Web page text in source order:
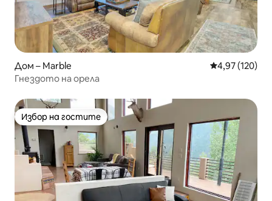
Дом – Marble Средна
4,97 (120)
Гнездото на орела
Избор на гостите
Избор на гостите